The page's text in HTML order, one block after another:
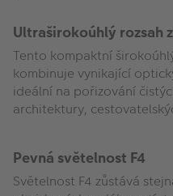
Ultraširokoúhlý rozsah
Tento kompaktní
kombinuje vynikající
ideální na pořizování
architektury,
Pevná světelnost F4
Světelnost F4 zůstává